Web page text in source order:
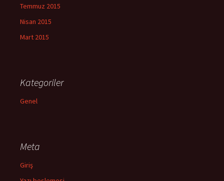
Temmuz 2015
Nisan 2015
Mart 2015
Kategoriler
Genel
Meta
Giriş